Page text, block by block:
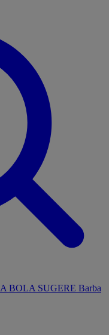
A BOLA SUGERE Barba